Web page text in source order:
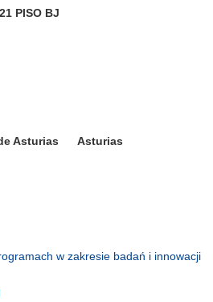
PISO BJ
Asturias Asturias
w zakresie badań i innowacji